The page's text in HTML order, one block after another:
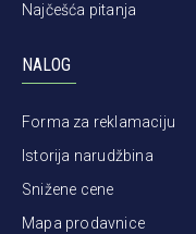
Najčešća pitanja
NALOG
Forma za reklamaciju
Istorija narudžbina
Snižene cene
Mapa prodavnice